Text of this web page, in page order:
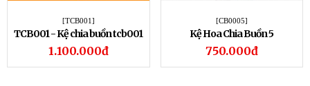
[TCB001]
TCB001 - Kệ chia buồn tcb001
1.100.000đ
[CB0005]
Kệ Hoa Chia Buồn 5
750.000đ